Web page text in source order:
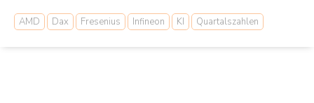
AMD Dax Fresenius Infineon KI Quartalszahlen